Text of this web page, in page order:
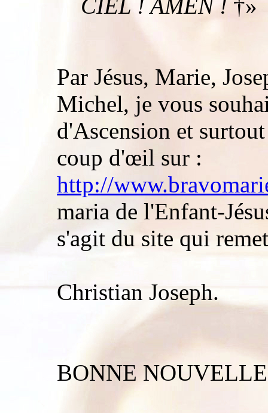
CIEL ! AMEN ! †»
Par Jésus, Marie,
Michel, je vous
d'Ascension et
coup d'œil sur :
http://
maria de l'Enfant-
s'agit du site qui
Christian Joseph.
BONNE